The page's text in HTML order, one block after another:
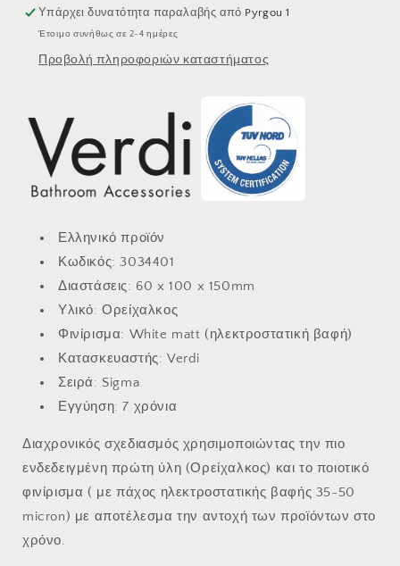
MATT
MATT
Υπάρχει δυνατότητα παραλαβής από Pyrgou 1
Έτοιμο συνήθως σε 2-4 ημέρες
Προβολή πληροφοριών καταστήματος
Ελληνικό προϊόν
Κωδικός: 3034401
Διαστάσεις: 60 x 100 x 150mm
Υλικό: Ορείχαλκος
Φινίρισμα: White matt (ηλεκτροστατική βαφή)
Κατασκευαστής: Verdi
Σειρά: Sigma
Εγγύηση: 7 χρόνια
Διαχρονικός σχεδιασμός χρησιμοποιώντας την πιο
ενδεδειγμένη πρώτη ύλη (Ορείχαλκος) και το ποιοτικό
φινίρισμα ( με πάχος ηλεκτροστατικής βαφής 35-50
micron) με αποτέλεσμα την αντοχή των προϊόντων στο
χρόνο.